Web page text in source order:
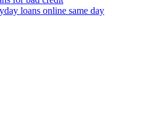
loans online same day